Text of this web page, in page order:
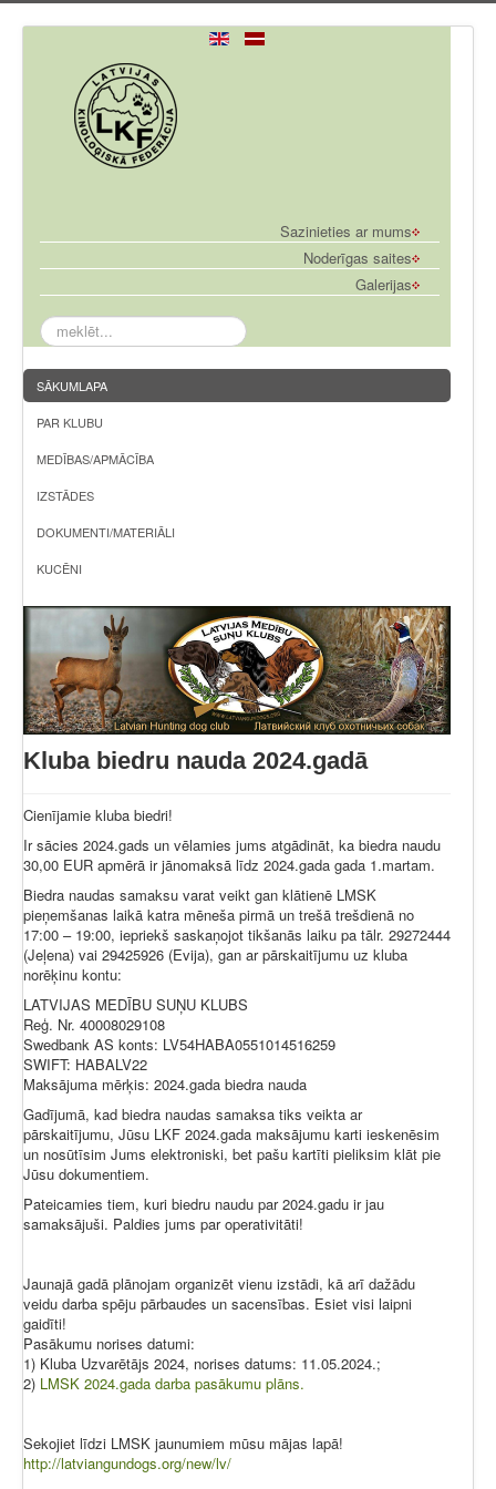
Sazinieties ar mums
Noderīgas saites
Galerijas
meklēt...
SĀKUMLAPA
PAR KLUBU
MEDĪBAS/APMĀCĪBA
IZSTĀDES
DOKUMENTI/MATERIĀLI
KUCĒNI
Kluba biedru nauda 2024.gadā
Cienījamie kluba biedri!
Ir sācies 2024.gads un vēlamies jums atgādināt, ka biedra naudu
30,00 EUR apmērā ir jānomaksā līdz 2024.gada gada 1.martam.
Biedra naudas samaksu varat veikt gan klātienē LMSK
pieņemšanas laikā katra mēneša pirmā un trešā trešdienā no
17:00 – 19:00, iepriekš saskaņojot tikšanās laiku pa tālr. 29272444
(Jeļena) vai 29425926 (Evija), gan ar pārskaitījumu uz kluba
norēķinu kontu:
LATVIJAS MEDĪBU SUŅU KLUBS
Reģ. Nr. 40008029108
Swedbank AS konts: LV54HABA0551014516259
SWIFT: HABALV22
Maksājuma mērķis: 2024.gada biedra nauda
Gadījumā, kad biedra naudas samaksa tiks veikta ar
pārskaitījumu, Jūsu LKF 2024.gada maksājumu karti ieskenēsim
un nosūtīsim Jums elektroniski, bet pašu kartīti pieliksim klāt pie
Jūsu dokumentiem.
Pateicamies tiem, kuri biedru naudu par 2024.gadu ir jau
samaksājuši. Paldies jums par operativitāti!
Jaunajā gadā plānojam organizēt vienu izstādi, kā arī dažādu
veidu darba spēju pārbaudes un sacensības. Esiet visi laipni
gaidīti!
Pasākumu norises datumi:
1) Kluba Uzvarētājs 2024, norises datums: 11.05.2024.;
2) LMSK 2024.gada darba pasākumu plāns.
Sekojiet līdzi LMSK jaunumiem mūsu mājas lapā!
http://latviangundogs.org/new/lv/